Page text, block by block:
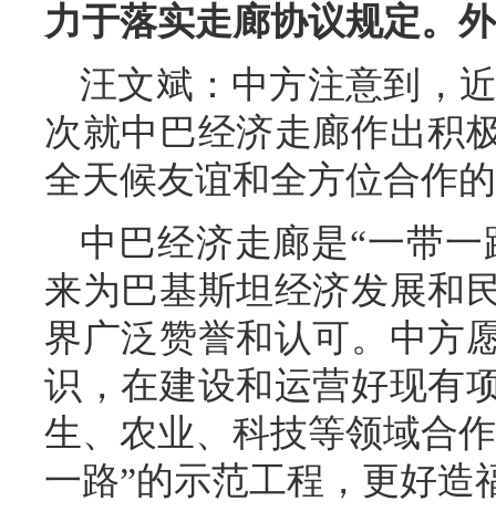
力于落实走廊协议规定。
汪文斌：中方注意到，
次就中巴经济走廊作出积
全天候友谊和全方位合作
中巴经济走廊是“一带
来为巴基斯坦经济发展和
界广泛赞誉和认可。中方
识，在建设和运营好现有
生、农业、科技等领域合
一路”的示范工程，更好造